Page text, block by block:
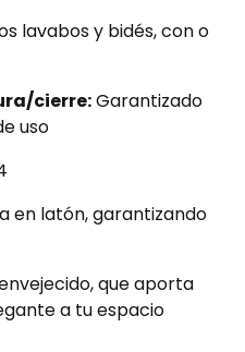
lavabos y bidés, con o
cierre:Garantizado
uso
en latón, garantizando
que aporta
a tu espacio